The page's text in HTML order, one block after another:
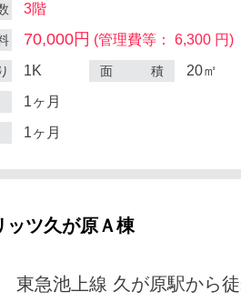
3階
70,000円 (管理費等： 6,300 円)
1K 面 積 20㎡
1ヶ月
1ヶ月
ッツ久が原Ａ棟
東急池上線 久が原駅から